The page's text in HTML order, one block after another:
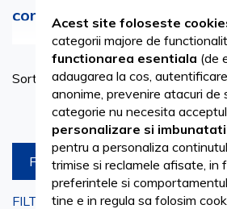
competitive.
Sortare dupa
Produse
FILTREAZA
FILTRARI CURENTE
Acest site foloseste
categorii majore de
functionarea esentiala (de
adaugarea la cos,
anonime, prevenire atacuri
categorie nu necesita
personalizare si
pentru a personaliza
trimise si reclamele afisate, in
preferintele si
tine e in regula sa folosim